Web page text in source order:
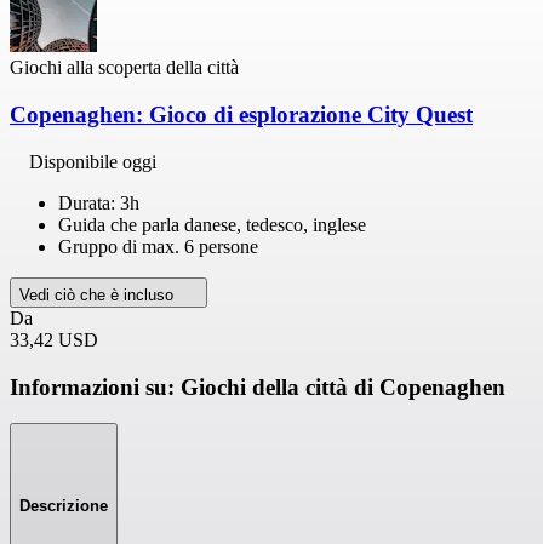
Giochi alla scoperta della città
Copenaghen: Gioco di esplorazione City Quest
Disponibile oggi
Durata: 3h
Guida che parla danese, tedesco, inglese
Gruppo di max. 6 persone
Vedi ciò che è incluso
Da
33,42 USD
Informazioni su: Giochi della città di Copenaghen
Descrizione